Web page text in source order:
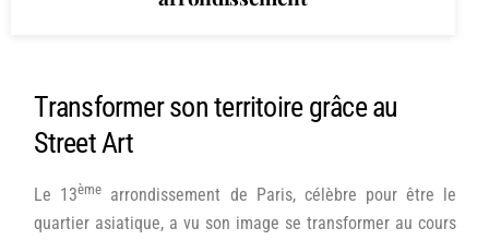
Transformer son territoire grâce au
Street Art
Le 13ème arrondissement de Paris, célèbre pour être le
quartier asiatique, a vu son image se transformer au cours